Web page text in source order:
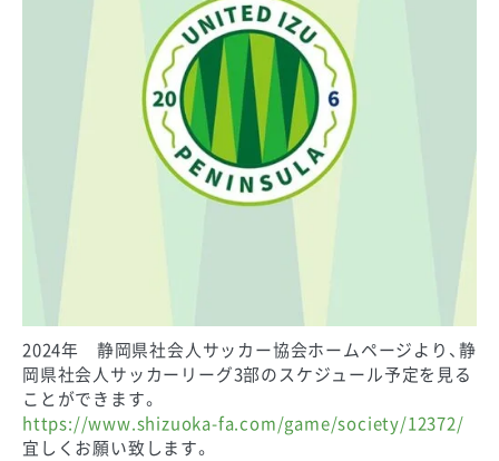
2024年 静岡県社会人サッカー協会ホームページより、静
岡県社会人サッカーリーグ3部のスケジュール予定を見る
ことができます。
https://www.shizuoka-fa.com/game/society/12372/
宜しくお願い致します。